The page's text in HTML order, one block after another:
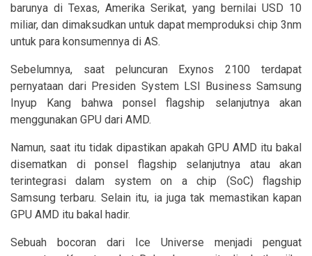
barunya di Texas, Amerika Serikat, yang bernilai USD 10
miliar, dan dimaksudkan untuk dapat memproduksi chip 3nm
untuk para konsumennya di AS.
Sebelumnya, saat peluncuran Exynos 2100 terdapat
pernyataan dari Presiden System LSI Business Samsung
Inyup Kang bahwa ponsel flagship selanjutnya akan
menggunakan GPU dari AMD.
Namun, saat itu tidak dipastikan apakah GPU AMD itu bakal
disematkan di ponsel flagship selanjutnya atau akan
terintegrasi dalam system on a chip (SoC) flagship
Samsung terbaru. Selain itu, ia juga tak memastikan kapan
GPU AMD itu bakal hadir.
Sebuah bocoran dari Ice Universe menjadi penguat